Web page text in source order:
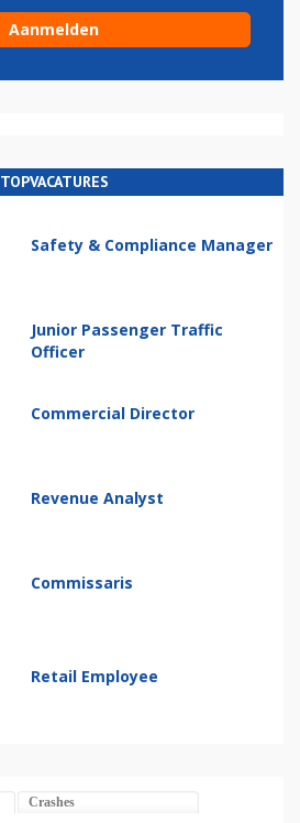
TOPVACATURES
Safety & Compliance Manager
Junior Passenger Traffic
Officer
Commercial Director
Revenue Analyst
Commissaris
Retail Employee
Crashes